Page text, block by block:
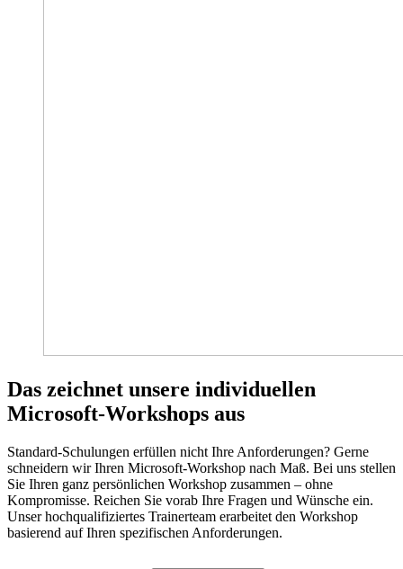
Das zeichnet unsere individuellen
Microsoft-Workshops aus
Standard-Schulungen erfüllen nicht Ihre Anforderungen? Gerne
schneidern wir Ihren Microsoft-Workshop nach Maß. Bei uns stellen
Sie Ihren ganz persönlichen Workshop zusammen – ohne
Kompromisse. Reichen Sie vorab Ihre Fragen und Wünsche ein.
Unser hochqualifiziertes Trainerteam erarbeitet den Workshop
basierend auf Ihren spezifischen Anforderungen.